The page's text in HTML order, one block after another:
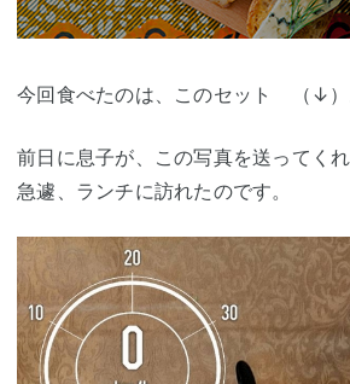
今回食べたのは、このセット （↓）
前日に息子が、この写真を送ってく
急遽、ランチに訪れたのです。